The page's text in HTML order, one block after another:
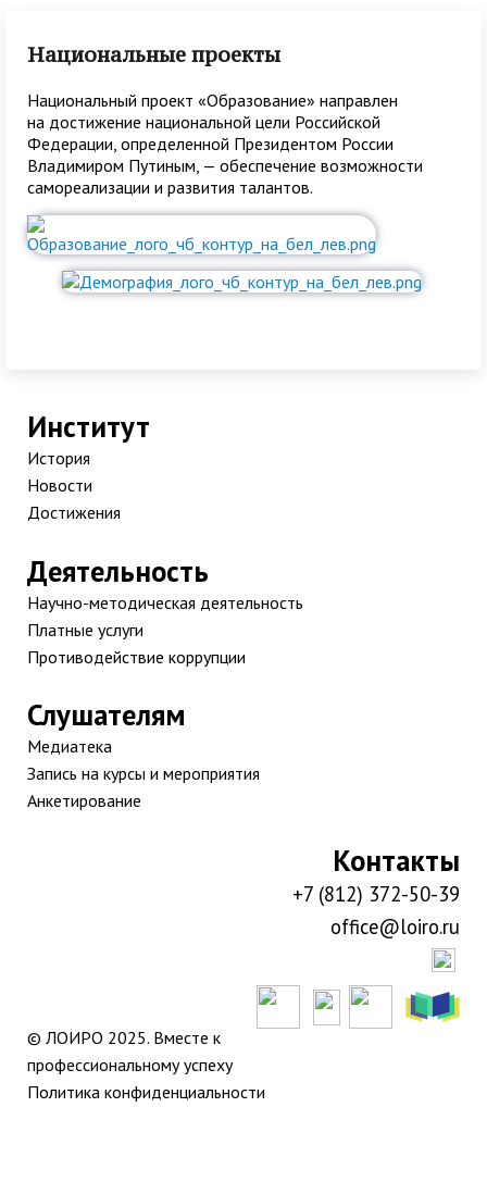
Национальные проекты
Национальный проект «Образование» направлен
на достижение национальной цели Российской
Федерации, определенной Президентом России
Владимиром Путиным, — обеспечение возможности
самореализации и развития талантов.
Институт
История
Новости
Достижения
Деятельность
Научно-методическая деятельность
Платные услуги
Противодействие коррупции
Слушателям
Медиатека
Запись на курсы и мероприятия
Анкетирование
Контакты
+7 (812) 372-50-39
office@loiro.ru
© ЛОИРО 2025. Вместе к
профессиональному успеху
Политика конфиденциальности